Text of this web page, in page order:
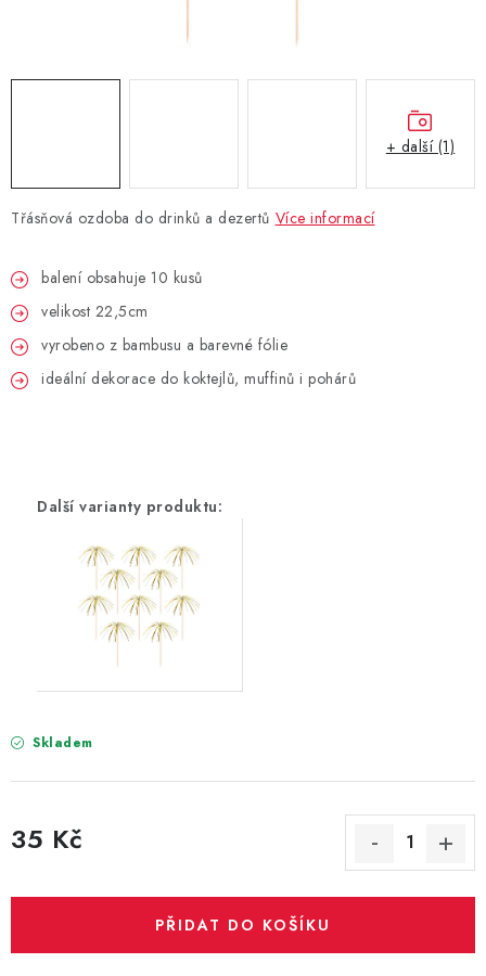
LAMPIONY
OSLAVA PODLE BAREV
PARTY FOTOKOUTEK
STUHY A MAŠLE
SEZÓNNÍ SVÁTKY
VYSTŘELOVACÍ KONFETY
ORGANZY, STOLOVÉ ŠERPY
Kontakty
Třásňová ozdoba do drinků a dezertů Více informací
balení obsahuje 10 kusů
velikost 22,5cm
vyrobeno z bambusu a barevné fólie
ideální dekorace do koktejlů, muffinů i pohárů
Skladem
35 Kč
PŘIDAT DO KOŠÍKU
+ další (1)